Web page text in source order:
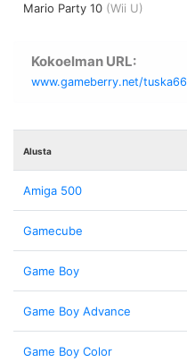
Mario Party 10 (Wii U)
Kokoelman URL:
www.gameberry.net/
Alusta
Amiga 500
Gamecube
Game Boy
Game Boy Advance
Game Boy Color